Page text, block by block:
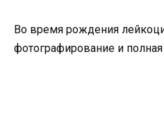
Во время рождения
фотографирование и